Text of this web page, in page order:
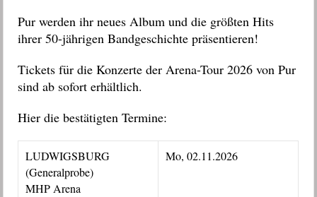
Pur werden ihr neues Album und die größten Hits
ihrer 50-jährigen Bandgeschichte präsentieren!
Tickets für die Konzerte der Arena-Tour 2026 von Pur
sind ab sofort erhältlich.
Hier die bestätigten Termine:
LUDWIGSBURG
(Generalprobe)
MHP Arena
Mo, 02.11.2026